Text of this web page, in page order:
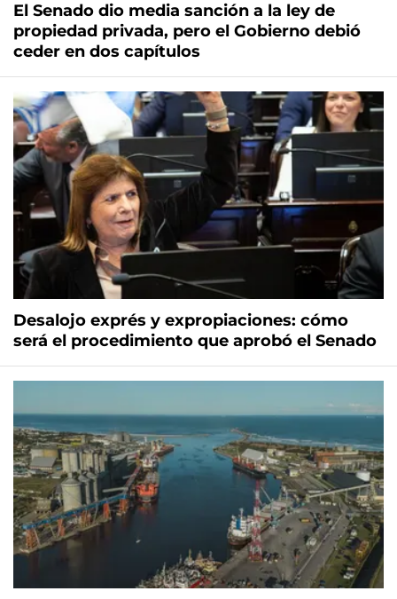
El Senado dio media sanción a la ley de
propiedad privada, pero el Gobierno debió
ceder en dos capítulos
Desalojo exprés y expropiaciones: cómo
será el procedimiento que aprobó el Senado